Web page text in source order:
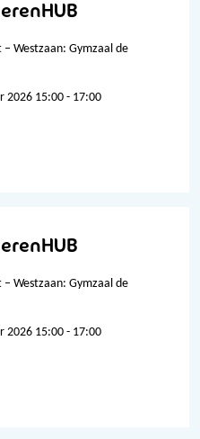
– Westzaan: Gymzaal de
2026 15:00 - 17:00
– Westzaan: Gymzaal de
2026 15:00 - 17:00